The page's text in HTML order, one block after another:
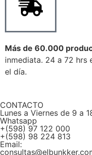
Más de 60.000
inmediata. 24 a 72 hrs
el día.
CONTACTO
Lunes a Viernes de 9 a
Whatsapp
+(598) 97 122 000
+(598) 98 224 813
Email: